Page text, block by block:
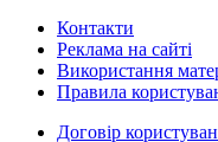
Контакти
Реклама на сайті
Використання
Правила
Договір